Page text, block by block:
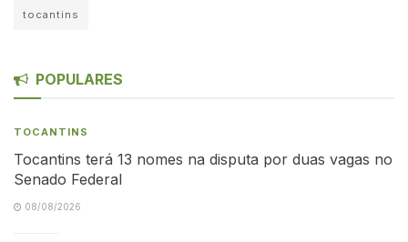
tocantins
POPULARES
TOCANTINS
Tocantins terá 13 nomes na disputa por duas vagas no
Senado Federal
08/08/2026